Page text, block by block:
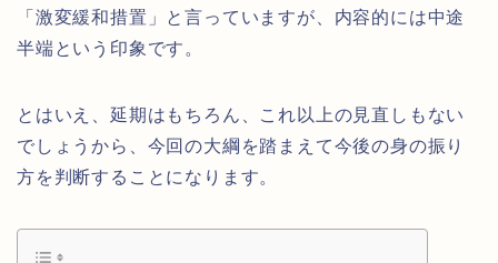
「激変緩和措置」と言っていますが、内容的には中途
半端という印象です。
とはいえ、延期はもちろん、これ以上の見直しもない
でしょうから、今回の大綱を踏まえて今後の身の振り
方を判断することになります。